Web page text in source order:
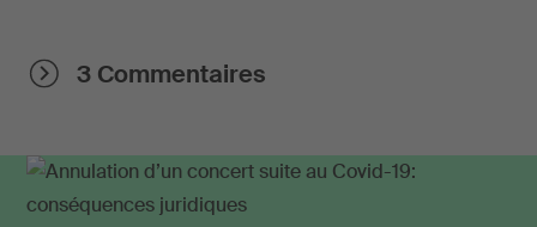
3 Commentaires